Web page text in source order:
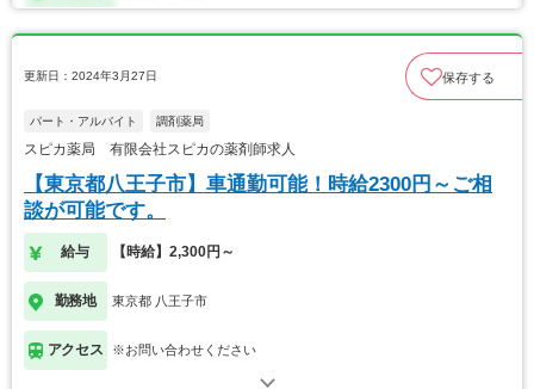
更新日：2024年3月27日 保存する
パート・アルバイト 調剤薬局
スピカ薬局 有限会社スピカの薬剤師求人
【東京都八王子市】車通勤可能！時給2300円～ご相
談が可能です。
給与 【時給】2,300円～
勤務地 東京都 八王子市
アクセス ※お問い合わせください